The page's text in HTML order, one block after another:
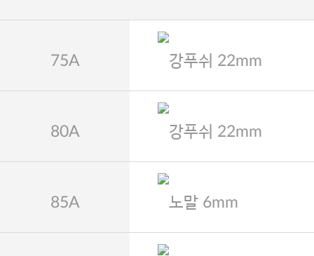
75A 강푸쉬 22mm
80A 강푸쉬 22mm
85A 노말 6mm